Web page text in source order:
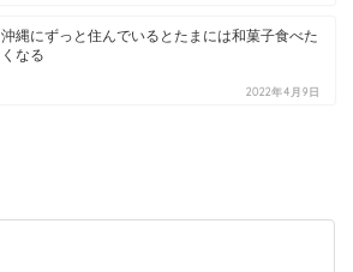
沖縄にずっと住んでいるとたまには和菓子食べた
くなる
2022年4月9日